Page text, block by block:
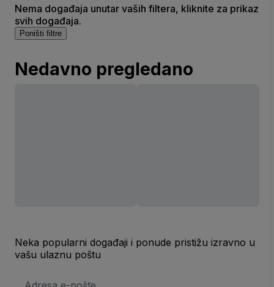
Nema događaja unutar vaših filtera, kliknite za prikaz
svih događaja.
Poništi filtre
Nedavno pregledano
Neka popularni događaji i ponude pristižu izravno u
vašu ulaznu poštu